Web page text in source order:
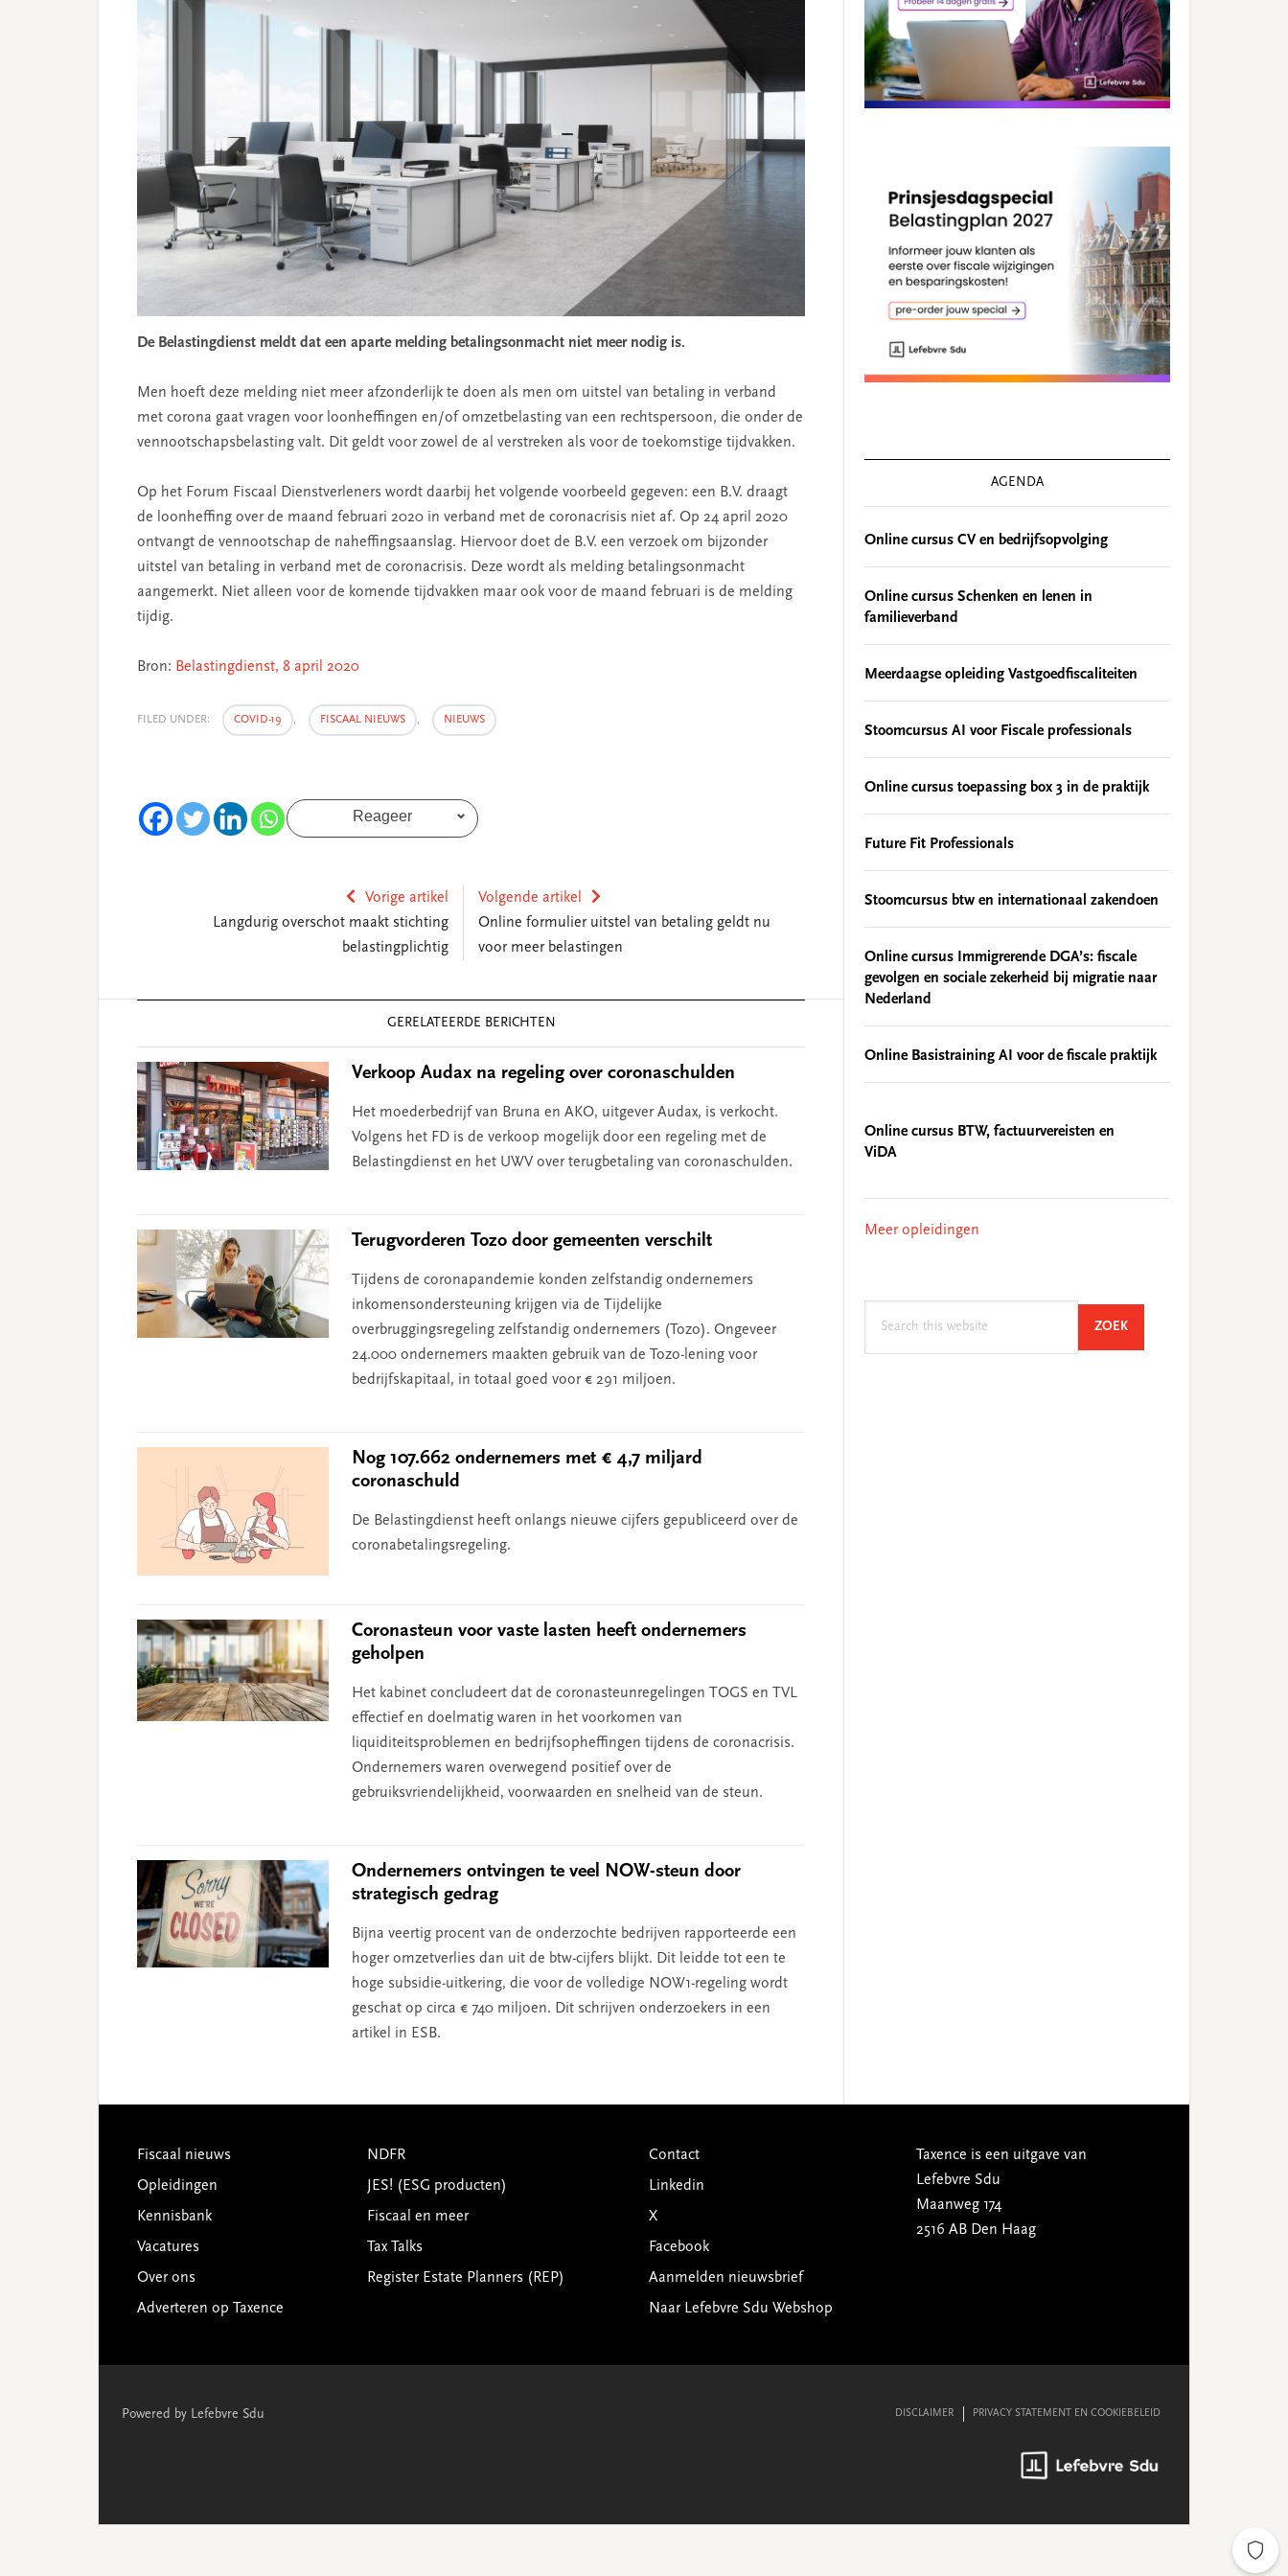
De Belastingdienst meldt dat een aparte melding betalingsonmacht niet meer nodig is.
Men hoeft deze melding niet meer afzonderlijk te doen als men om uitstel van betaling in verband
met corona gaat vragen voor loonheffingen en/of omzetbelasting van een rechtspersoon, die onder de
vennootschapsbelasting valt. Dit geldt voor zowel de al verstreken als voor de toekomstige tijdvakken.
Op het Forum Fiscaal Dienstverleners wordt daarbij het volgende voorbeeld gegeven: een B.V. draagt
de loonheffing over de maand februari 2020 in verband met de coronacrisis niet af. Op 24 april 2020
ontvangt de vennootschap de naheffingsaanslag. Hiervoor doet de B.V. een verzoek om bijzonder
uitstel van betaling in verband met de coronacrisis. Deze wordt als melding betalingsonmacht
aangemerkt. Niet alleen voor de komende tijdvakken maar ook voor de maand februari is de melding
tijdig.
Bron: Belastingdienst, 8 april 2020
FILED UNDER: COVID-19 , FISCAAL NIEUWS , NIEUWS
Reageer
Vorige artikel
Langdurig overschot maakt stichting
belastingplichtig
Volgende artikel
Online formulier uitstel van betaling geldt nu
voor meer belastingen
GERELATEERDE BERICHTEN
Verkoop Audax na regeling over coronaschulden
Het moederbedrijf van Bruna en AKO, uitgever Audax, is verkocht.
Volgens het FD is de verkoop mogelijk door een regeling met de
Belastingdienst en het UWV over terugbetaling van coronaschulden.
Terugvorderen Tozo door gemeenten verschilt
Tijdens de coronapandemie konden zelfstandig ondernemers
inkomensondersteuning krijgen via de Tijdelijke
overbruggingsregeling zelfstandig ondernemers (Tozo). Ongeveer
24.000 ondernemers maakten gebruik van de Tozo-lening voor
bedrijfskapitaal, in totaal goed voor € 291 miljoen.
Nog 107.662 ondernemers met € 4,7 miljard
coronaschuld
De Belastingdienst heeft onlangs nieuwe cijfers gepubliceerd over de
coronabetalingsregeling.
Coronasteun voor vaste lasten heeft ondernemers
geholpen
Het kabinet concludeert dat de coronasteunregelingen TOGS en TVL
effectief en doelmatig waren in het voorkomen van
liquiditeitsproblemen en bedrijfsopheffingen tijdens de coronacrisis.
Ondernemers waren overwegend positief over de
gebruiksvriendelijkheid, voorwaarden en snelheid van de steun.
Ondernemers ontvingen te veel NOW-steun door
strategisch gedrag
Bijna veertig procent van de onderzochte bedrijven rapporteerde een
hoger omzetverlies dan uit de btw-cijfers blijkt. Dit leidde tot een te
hoge subsidie-uitkering, die voor de volledige NOW1-regeling wordt
geschat op circa € 740 miljoen. Dit schrijven onderzoekers in een
artikel in ESB.
AGENDA
Online cursus CV en bedrijfsopvolging
Online cursus Schenken en lenen in
familieverband
Meerdaagse opleiding Vastgoedfiscaliteiten
Stoomcursus AI voor Fiscale professionals
Online cursus toepassing box 3 in de praktijk
Future Fit Professionals
Stoomcursus btw en internationaal zakendoen
Online cursus Immigrerende DGA’s: fiscale
gevolgen en sociale zekerheid bij migratie naar
Nederland
Online Basistraining AI voor de fiscale praktijk
Online cursus BTW, factuurvereisten en
ViDA
Meer opleidingen
ZOEKSEARCH
Footer
Fiscaal nieuws
Opleidingen
Kennisbank
Vacatures
Over ons
Adverteren op Taxence
NDFR
JES! (ESG producten)
Fiscaal en meer
Tax Talks
Register Estate Planners (REP)
Contact
Linkedin
X
Facebook
Aanmelden nieuwsbrief
Naar Lefebvre Sdu Webshop
Taxence is een uitgave van
Lefebvre Sdu
Maanweg 174
2516 AB Den Haag
Powered by Lefebvre Sdu DISCLAIMER PRIVACY STATEMENT EN COOKIEBELEID